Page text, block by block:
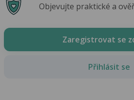
Objevujte praktické a
Zaregistrovat se
Přihlásit se